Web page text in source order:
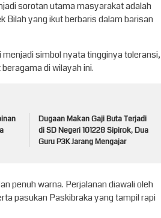
sorotan utama masyarakat adalah
Bilah yang ikut berbaris dalam barisan
simbol nyata tingginya toleransi,
di wilayah ini.
Dugaan Makan Gaji Buta Terjadi
di SD Negeri 101228 Sipirok, Dua
Guru P3K Jarang Mengajar
penuh warna. Perjalanan diawali oleh
pasukan Paskibraka yang tampil rapi